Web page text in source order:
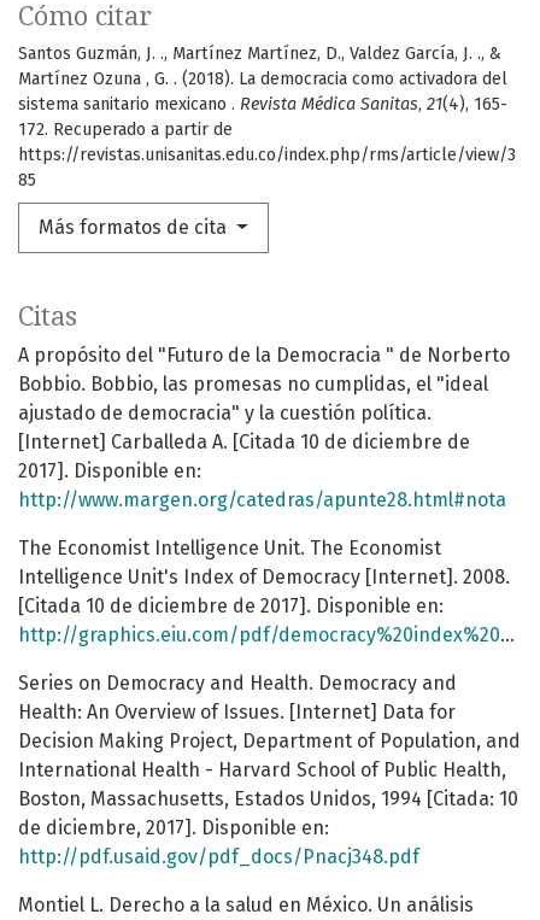
Cómo citar
Santos Guzmán, J. ., Martínez Martínez, D., Valdez García, J. ., &
Martínez Ozuna , G. . (2018). La democracia como activadora del
sistema sanitario mexicano . Revista Médica Sanitas, 21(4), 165-
172. Recuperado a partir de
https://revistas.unisanitas.edu.co/index.php/rms/article/view/3
85
Más formatos de cita
Citas
A propósito del "Futuro de la Democracia " de Norberto
Bobbio. Bobbio, las promesas no cumplidas, el "ideal
ajustado de democracia" y la cuestión política.
[Internet] Carballeda A. [Citada 10 de diciembre de
2017]. Disponible en:
http://www.margen.org/catedras/apunte28.html#nota
The Economist Intelligence Unit. The Economist
Intelligence Unit's Index of Democracy [Internet]. 2008.
[Citada 10 de diciembre de 2017]. Disponible en:
http://graphics.eiu.com/pdf/democracy%20index%202008.pdf
Series on Democracy and Health. Democracy and
Health: An Overview of Issues. [Internet] Data for
Decision Making Project, Department of Population, and
International Health - Harvard School of Public Health,
Boston, Massachusetts, Estados Unidos, 1994 [Citada: 10
de diciembre, 2017]. Disponible en:
http://pdf.usaid.gov/pdf_docs/Pnacj348.pdf
Montiel L. Derecho a la salud en México. Un análisis